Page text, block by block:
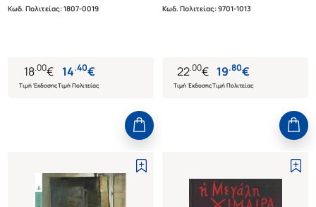
Κωδ. Πολιτείας:1807-0019
18.00€
Τιμή Έκδοσης
14.40€
Τιμή Πολιτείας
Κωδ. Πολιτείας:9701-1013
22.00€
Τιμή Έκδοσης
19.80€
Τιμή Πολιτείας